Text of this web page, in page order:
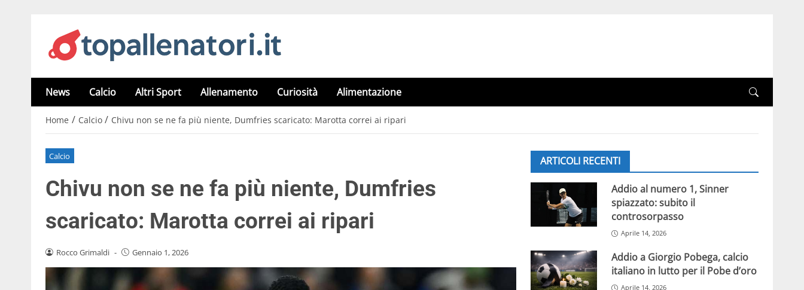
News Calcio Altri Sport Allenamento Curiosità Alimentazione
Home / Calcio / Chivu non se ne fa più niente, Dumfries scaricato: Marotta correi ai ripari
Calcio
Chivu non se ne fa più niente, Dumfries
scaricato: Marotta correi ai ripari
Rocco Grimaldi - Gennaio 1, 2026
ARTICOLI RECENTI
Addio al numero 1, Sinner
spiazzato: subito il
controsorpasso
Aprile 14, 2026
Addio a Giorgio Pobega, calcio
italiano in lutto per il Pobe d’oro
Aprile 14, 2026